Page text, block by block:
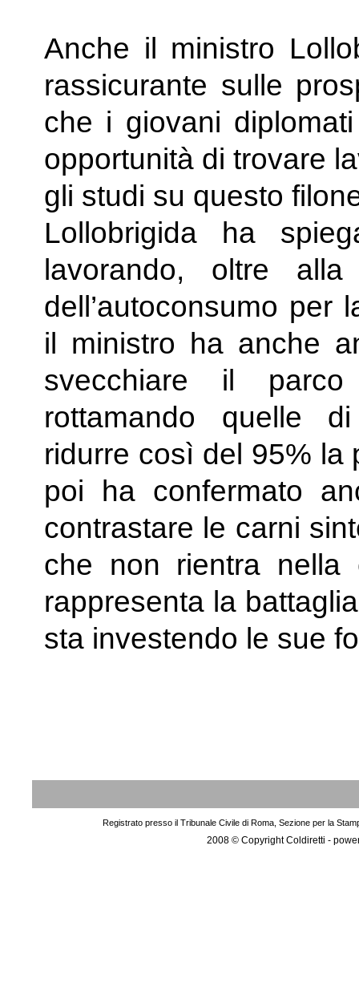
Anche il ministro
rassicurante sulle
che i giovani
opportunità di trovare
gli studi su questo
Lollobrigida ha
lavorando, oltre
dell’autoconsumo per
il ministro ha anche
svecchiare il
rottamando quelle
ridurre così del 95% la
poi ha confermato
contrastare le carni
che non rientra nella
rappresenta la
sta investendo le sue
Registrato presso il Tribunale Civile di Roma, Sezione per la
2008 © Copyright Coldiretti -